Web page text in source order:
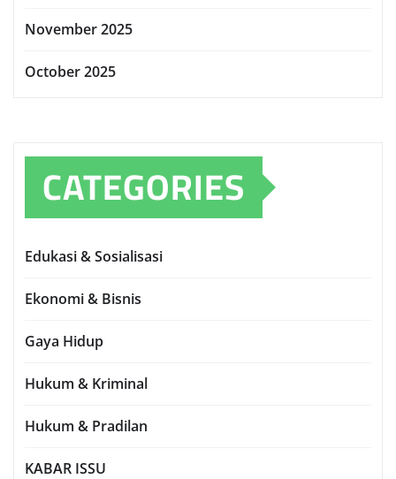
November 2025
October 2025
CATEGORIES
Edukasi & Sosialisasi
Ekonomi & Bisnis
Gaya Hidup
Hukum & Kriminal
Hukum & Pradilan
KABAR ISSU